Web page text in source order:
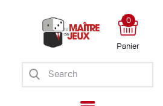
Panier
0
Accueil
Boutique